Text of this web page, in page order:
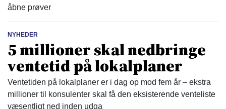
åbne prøver
NYHEDER
5 millioner skal nedbringe
ventetid på lokalplaner
Ventetiden på lokalplaner er i dag op mod fem år – ekstra
millioner til konsulenter skal få den eksisterende venteliste
væsentligt ned inden udga